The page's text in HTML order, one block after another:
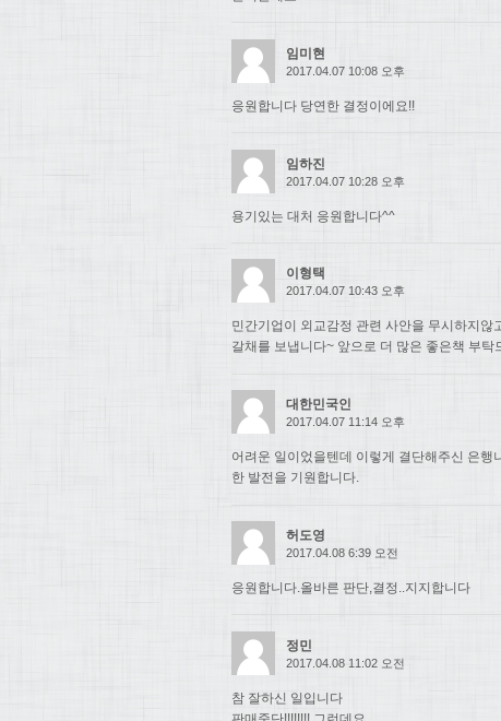
임미현
2017.04.07 10:08 오후
응원합니다 당연한 결정이에요!!
임하진
2017.04.07 10:28 오후
용기있는 대처 응원합니다^^
이형택
2017.04.07 10:43 오후
민간기업이 외교감정 관련 사안을 무시하지않
갈채를 보냅니다~ 앞으로 더 많은 좋은책 부탁
대한민국인
2017.04.07 11:14 오후
어려운 일이었을텐데 이렇게 결단해주신 은
한 발전을 기원합니다.
허도영
2017.04.08 6:39 오전
응원합니다.올바른 판단,결정..지지합니다
정민
2017.04.08 11:02 오전
참 잘하신 일입니다